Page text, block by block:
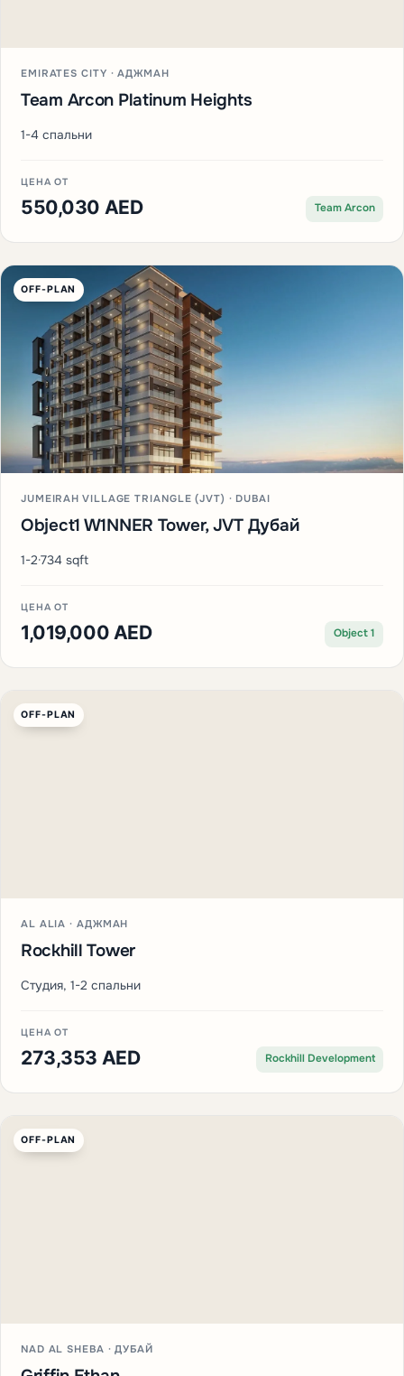
EMIRATES CITY · АДЖМАН
Team Arcon Platinum Heights
1-4 спальни
ЦЕНА ОТ
550,030 AED Team Arcon
OFF-PLAN
JUMEIRAH VILLAGE TRIANGLE (JVT) · DUBAI
Object1 W1NNER Tower, JVT Дубай
1-2·734 sqft
ЦЕНА ОТ
1,019,000 AED Object 1
OFF-PLAN
AL ALIA · АДЖМАН
Rockhill Tower
Студия, 1-2 спальни
ЦЕНА ОТ
273,353 AED Rockhill Development
OFF-PLAN
NAD AL SHEBA · ДУБАЙ